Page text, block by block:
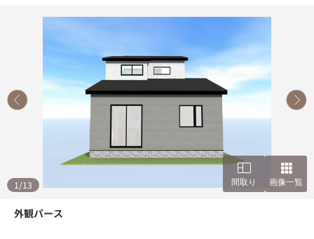
1 /13 間取り 画像一覧
外観パース